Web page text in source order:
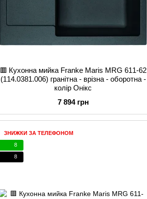
🟥 Кухонна мийка Franke Maris MRG 611-62
(114.0381.006) гранітна - врізна - оборотна -
колір Онікс
7 894 грн
ЗНИЖКИ ЗА ТЕЛЕФОНОМ
8
8